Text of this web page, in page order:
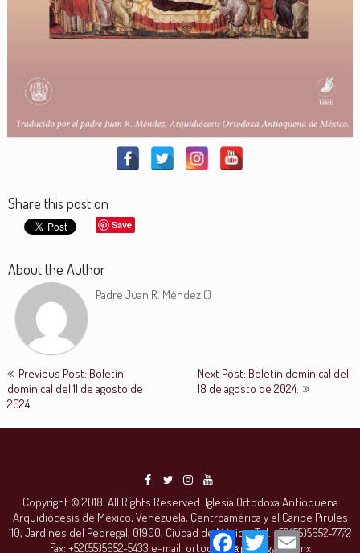
Share this post on
Save
About the Author
Padre Juan R. Méndez ()
Previous Post: Boletín
dominical del 11 de agosto de
2024.
Next Post: Boletín dominical del
18 de agosto de 2024.
Copyright © 2018. All Rights Reserved. Iglesia Ortodoxa Antioquena
Arquidiócesis de México, Venezuela, Centroamérica y el Caribe Pirules
110, Jardines del Pedregal, 01900, Ciudad de México. Tel.:+52(55)5652-7772
Fax: +52(55)5652-5433 e-mail: ortodoxia@prodigy.net.mx
FacebookTwitterEmail
Compartir